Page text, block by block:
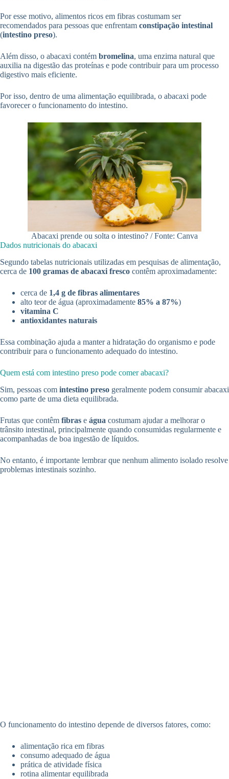
Por esse motivo, alimentos ricos em fibras costumam ser
recomendados para pessoas que enfrentam constipação intestinal
(intestino preso).
Além disso, o abacaxi contém bromelina, uma enzima natural que
auxilia na digestão das proteínas e pode contribuir para um processo
digestivo mais eficiente.
Por isso, dentro de uma alimentação equilibrada, o abacaxi pode
favorecer o funcionamento do intestino.
Abacaxi prende ou solta o intestino? / Fonte: Canva
Dados nutricionais do abacaxi
Segundo tabelas nutricionais utilizadas em pesquisas de alimentação,
cerca de 100 gramas de abacaxi fresco contêm aproximadamente:
cerca de 1,4 g de fibras alimentares
alto teor de água (aproximadamente 85% a 87%)
vitamina C
antioxidantes naturais
Essa combinação ajuda a manter a hidratação do organismo e pode
contribuir para o funcionamento adequado do intestino.
Quem está com intestino preso pode comer abacaxi?
Sim, pessoas com intestino preso geralmente podem consumir abacaxi
como parte de uma dieta equilibrada.
Frutas que contêm fibras e água costumam ajudar a melhorar o
trânsito intestinal, principalmente quando consumidas regularmente e
acompanhadas de boa ingestão de líquidos.
No entanto, é importante lembrar que nenhum alimento isolado resolve
problemas intestinais sozinho.
O funcionamento do intestino depende de diversos fatores, como:
alimentação rica em fibras
consumo adequado de água
prática de atividade física
rotina alimentar equilibrada